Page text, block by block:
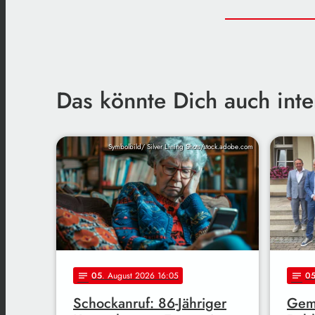
Das könnte Dich auch
Symbolbild/ Silver Lining Shots/stock.adobe.com
notes 05. August 2026 16:05
Schockanruf: 86-Jähriger
notes 05